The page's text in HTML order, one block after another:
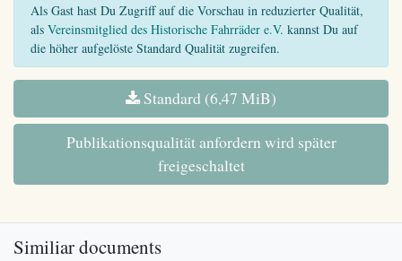
Als Gast hast Du Zugriff auf die Vorschau in reduzierter Qualität,
als Vereinsmitglied des Historische Fahrräder e.V. kannst Du auf
die höher aufgelöste Standard Qualität zugreifen.
Standard (6,47 MiB)
Publikationsqualität anfordern wird später
freigeschaltet
Similiar documents